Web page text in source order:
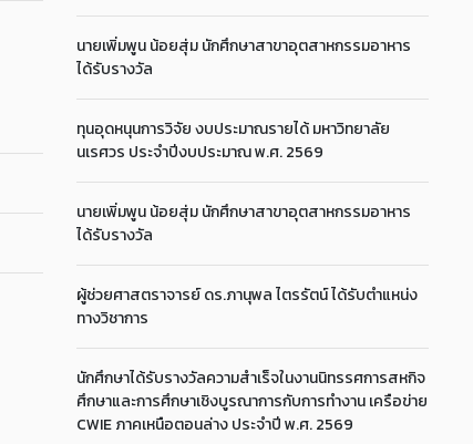
นายเพิ่มพูน น้อยสุ่ม นักศึกษาสาขาอุตสาหกรรมอาหาร
ได้รับรางวัล
ทุนอุดหนุนการวิจัย งบประมาณรายได้ มหาวิทยาลัย
นเรศวร ประจำปีงบประมาณ พ.ศ. 2569
นายเพิ่มพูน น้อยสุ่ม นักศึกษาสาขาอุตสาหกรรมอาหาร
ได้รับรางวัล
ผู้ช่วยศาสตราจารย์ ดร.ภานุพล ไตรรัตน์ ได้รับตำแหน่ง
ทางวิชาการ
นักศึกษาได้รับรางวัลความสำเร็จในงานนิทรรศการสหกิจ
ศึกษาและการศึกษาเชิงบูรณาการกับการทำงาน เครือข่าย
CWIE ภาคเหนือตอนล่าง ประจำปี พ.ศ. 2569